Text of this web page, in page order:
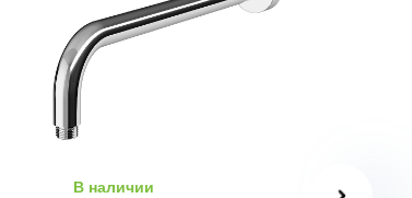
В наличии В наличии